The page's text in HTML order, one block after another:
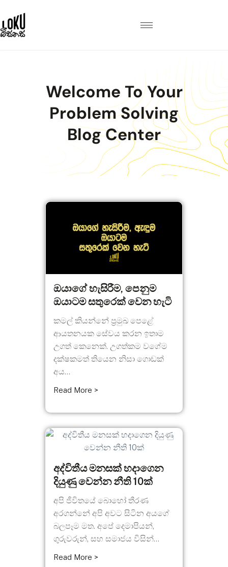
Welcome To Your
Problem Solving
Blog Center
ඔයාගේ හැසිරීම, පෙනුම
ඔයාටම සතුරෙක් වෙන හැටි
කමල් කියන්නේ ප්‍රමුඛ පෙළේ
ආයතනයක සේවය කරන ඉතාම
උගත් කෙනෙක්. උගත්කම වගේම
දක්ෂකමත් තියෙන නිසා ගොඩක්
අය...
Read More >
අද්විතීය මනසක් හදාගෙන
දියුණු වෙන්න නීති 10ක්
අපි ජීවිතයේ බොහෝ තීරණ
අරගන්නේ අපි අවට සිටින අයගේ
බලපෑම මත. අපේ දෙමාපියන්,
ගුරුවරුන්, සහ සමාජය විසින්...
Read More >